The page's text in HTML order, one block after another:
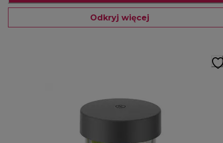
Odkryj więcej